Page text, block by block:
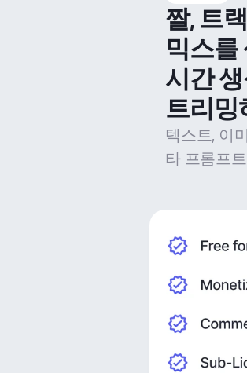
짤, 트
믹스를
시간
트리밍
텍스트, 이
타 프롬프